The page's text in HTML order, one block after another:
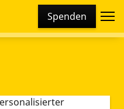
Spenden
Cookies und
Cookies und